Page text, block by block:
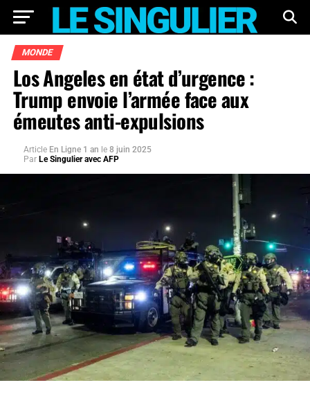
MONDE
Los Angeles en état d’urgence :
Trump envoie l’armée face aux
émeutes anti-expulsions
Article En Ligne 1 an le 8 juin 2025
Par Le Singulier avec AFP